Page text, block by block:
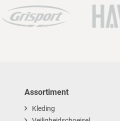
Assortiment
Kleding